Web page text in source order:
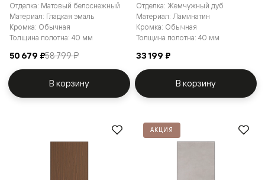
Отделка: Матовый белоснежный
Материал: Гладкая эмаль
Кромка: Обычная
Толщина полотна: 40 мм
50 679 ₽58 799 ₽
В корзину
Отделка: Жемчужный дуб
Материал: Ламинатин
Кромка: Обычная
Толщина полотна: 40 мм
33 199 ₽
В корзину
АКЦИЯ